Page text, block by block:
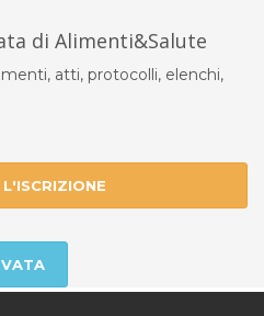
di Alimenti&Salute
atti, protocolli, elenchi,
L'ISCRIZIONE